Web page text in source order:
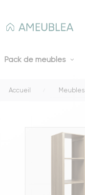
Pack de meubles
Accueil Meubles